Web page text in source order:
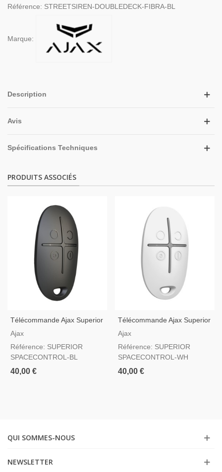
Référence: STREETSIREN-DOUBLEDECK-FIBRA-BL
Marque:
Description
Avis
Spécifications Techniques
PRODUITS ASSOCIÉS
Télécommande Ajax Superior
SpaceControl Jeweller Noir
2
Ajax
Référence: SUPERIOR
SPACECONTROL-BL
40,00 €
Télécommande Ajax Superior
SpaceControl Jeweller Blanc
2
Ajax
Référence: SUPERIOR
SPACECONTROL-WH
40,00 €
QUI SOMMES-NOUS
NEWSLETTER